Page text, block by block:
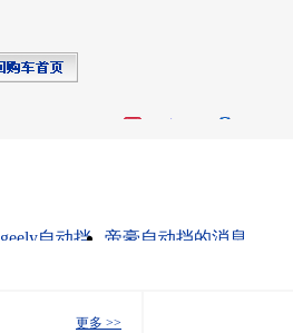
geely自动挡
帝豪自动挡的消息
更多 >>